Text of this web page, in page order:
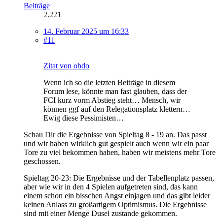
Beiträge
2.221
14. Februar 2025 um 16:33
#11
Zitat von obdo
Wenn ich so die letzten Beiträge in diesem
Forum lese, könnte man fast glauben, dass der
FCI kurz vorm Abstieg steht… Mensch, wir
können ggf auf den Relegationsplatz klettern…
Ewig diese Pessimisten…
Schau Dir die Ergebnisse von Spieltag 8 - 19 an. Das passt
und wir haben wirklich gut gespielt auch wenn wir ein paar
Tore zu viel bekommen haben, haben wir meistens mehr Tore
geschossen.
Spieltag 20-23: Die Ergebnisse und der Tabellenplatz passen,
aber wie wir in den 4 Spielen aufgetreten sind, das kann
einem schon ein bisschen Angst einjagen und das gibt leider
keinen Anlass zu großartigem Optimismus. Die Ergebnisse
sind mit einer Menge Dusel zustande gekommen.